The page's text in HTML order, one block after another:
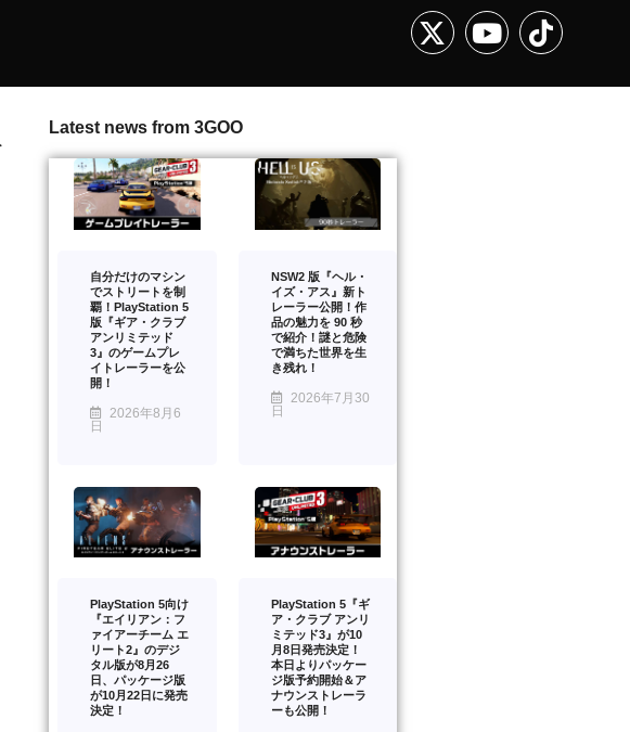
Latest news from 3GOO
自分だけのマシン
でストリートを制
覇！PlayStation 5
版『ギア・クラブ
アンリミテッド
3』のゲームプレ
イトレーラーを公
開！
2026年8月6
日
NSW2 版『ヘル・
イズ・アス』新ト
レーラー公開！作
品の魅力を 90 秒
で紹介！謎と危険
で満ちた世界を生
き残れ！
2026年7月30
日
PlayStation 5向け
『エイリアン：フ
ァイアーチーム エ
リート2』のデジ
タル版が8月26
日、パッケージ版
が10月22日に発売
決定！
PlayStation 5『ギ
ア・クラブ アンリ
ミテッド3』が10
月8日発売決定！
本日よりパッケー
ジ版予約開始＆ア
ナウンストレーラ
ーも公開！